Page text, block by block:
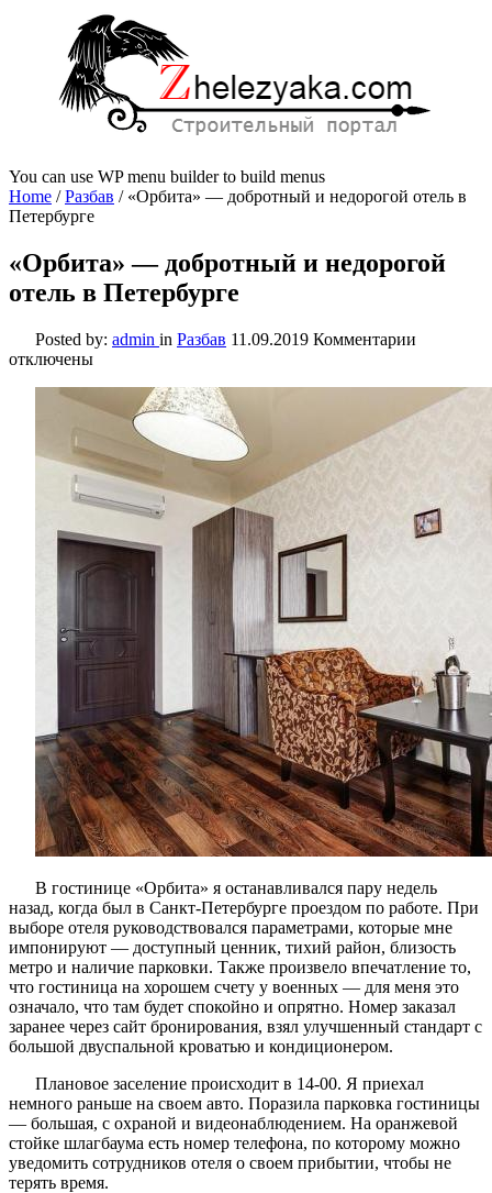
You can use WP menu builder to build menus
Home /Разбав / «Орбита» — добротный и недорогой отель в
Петербурге
«Орбита» — добротный и недорогой
отель в Петербурге
Posted by: admin in Разбав 11.09.2019 Комментарии
отключены
В гостинице «Орбита» я останавливался пару недель
назад, когда был в Санкт-Петербурге проездом по работе. При
выборе отеля руководствовался параметрами, которые мне
импонируют — доступный ценник, тихий район, близость
метро и наличие парковки. Также произвело впечатление то,
что гостиница на хорошем счету у военных — для меня это
означало, что там будет спокойно и опрятно. Номер заказал
заранее через сайт бронирования, взял улучшенный стандарт с
большой двуспальной кроватью и кондиционером.
Плановое заселение происходит в 14-00. Я приехал
немного раньше на своем авто. Поразила парковка гостиницы
— большая, с охраной и видеонаблюдением. На оранжевой
стойке шлагбаума есть номер телефона, по которому можно
уведомить сотрудников отеля о своем прибытии, чтобы не
терять время.